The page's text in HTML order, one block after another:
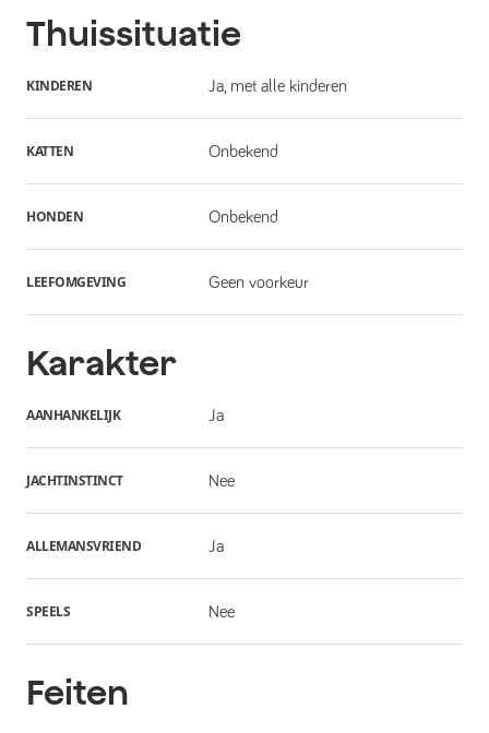
Thuissituatie
KINDEREN Ja, met alle kinderen
KATTEN Onbekend
HONDEN Onbekend
LEEFOMGEVING Geen voorkeur
Karakter
AANHANKELIJK Ja
JACHTINSTINCT Nee
ALLEMANSVRIEND Ja
SPEELS Nee
Feiten